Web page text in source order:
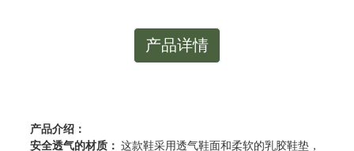
产品详情
产品介绍：
安全透气的材质： 这款鞋采用透气鞋面和柔软的乳胶鞋垫，